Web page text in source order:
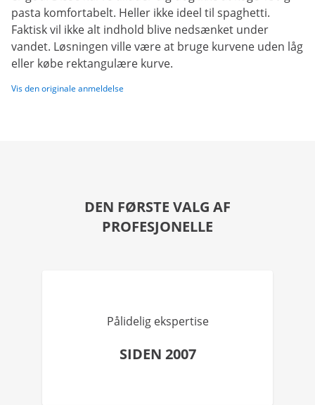
pasta komfortabelt. Heller ikke ideel til spaghetti.
Faktisk vil ikke alt indhold blive nedsænket under
vandet. Løsningen ville være at bruge kurvene uden låg
eller købe rektangulære kurve.
Vis den originale anmeldelse
DEN FØRSTE VALG AF
PROFESJONELLE
Pålidelig ekspertise
SIDEN 2007